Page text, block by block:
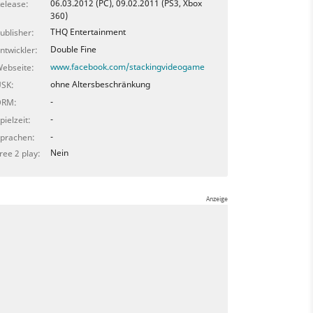
06.03.2012 (PC), 09.02.2011 (PS3, Xbox
360)
THQ Entertainment
Double Fine
www.facebook.com/stackingvideogame
ohne Altersbeschränkung
-
-
-
2 play:
Nein